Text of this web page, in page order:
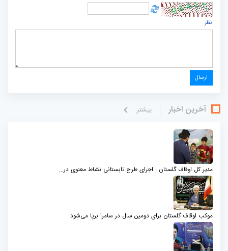
نظر
آخرین اخبار بيشتر
مدیر کل اوقاف گلستان : اجرای طرح تابستانی نشاط معنوی در...
موکب اوقاف گلستان برای دومین سال در سامرا برپا می‌شود